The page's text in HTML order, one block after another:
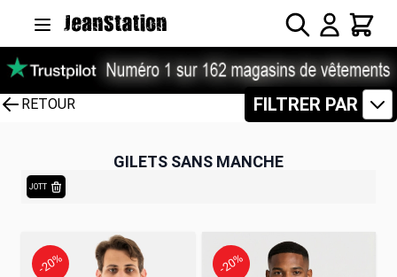
Rechercher
Panier
RETOUR
GILETS SANS MANCHE
JOTT
FILTRER PAR
-20% -20%